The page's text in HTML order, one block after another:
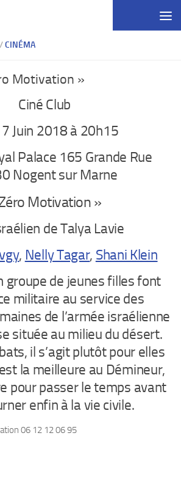
/CINÉMA
Motivation »
Ciné Club
7 Juin 2018 à 20h15
Palace 165 Grande Rue
Nogent sur Marne
Motivation »
de Talya Lavie
, Nelly Tagar, Shani Klein
groupe de jeunes filles font
militaire au service des
de l’armée israélienne
située au milieu du désert.
il s’agit plutôt pour elles
la meilleure au Démineur,
pour passer le temps avant
enfin à la vie civile.
06 12 12 06 95